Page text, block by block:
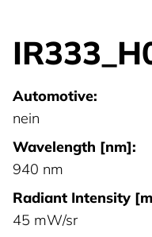
Automotive:
nein
Wavelength [nm]:
940 nm
Radiant Intensity
45 mW/sr